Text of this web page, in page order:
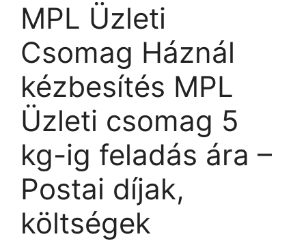
MPL Üzleti
Csomag Háznál
kézbesítés MPL
Üzleti csomag 5
kg-ig feladás ára –
Postai díjak,
költségek